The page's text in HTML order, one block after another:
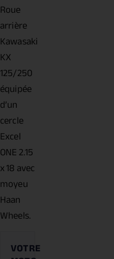
Roue
arrière
Kawasaki
KX
125/250
équipée
d’un
cercle
Excel
ONE 2.15
x 18 avec
moyeu
Haan
Wheels.